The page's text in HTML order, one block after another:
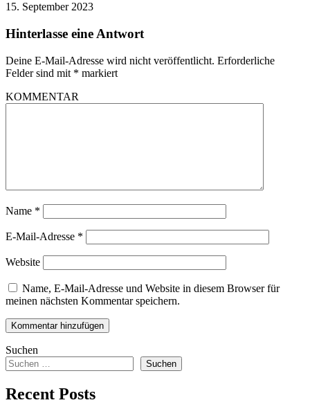
15. September 2023
Hinterlasse eine Antwort
Deine E-Mail-Adresse wird nicht veröffentlicht. Erforderliche
Felder sind mit * markiert
KOMMENTAR
Name *
E-Mail-Adresse *
Website
Name, E-Mail-Adresse und Website in diesem Browser für
meinen nächsten Kommentar speichern.
Suchen
Suchen
Recent Posts